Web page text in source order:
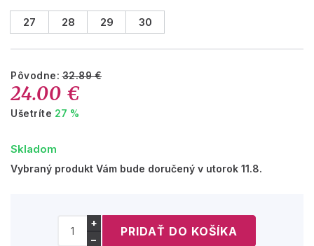
27 28 29 30
Pôvodne:32.89 €
24.00 €
Ušetríte 27 %
Skladom
Vybraný produkt Vám bude doručený v utorok 11.8.
+
−